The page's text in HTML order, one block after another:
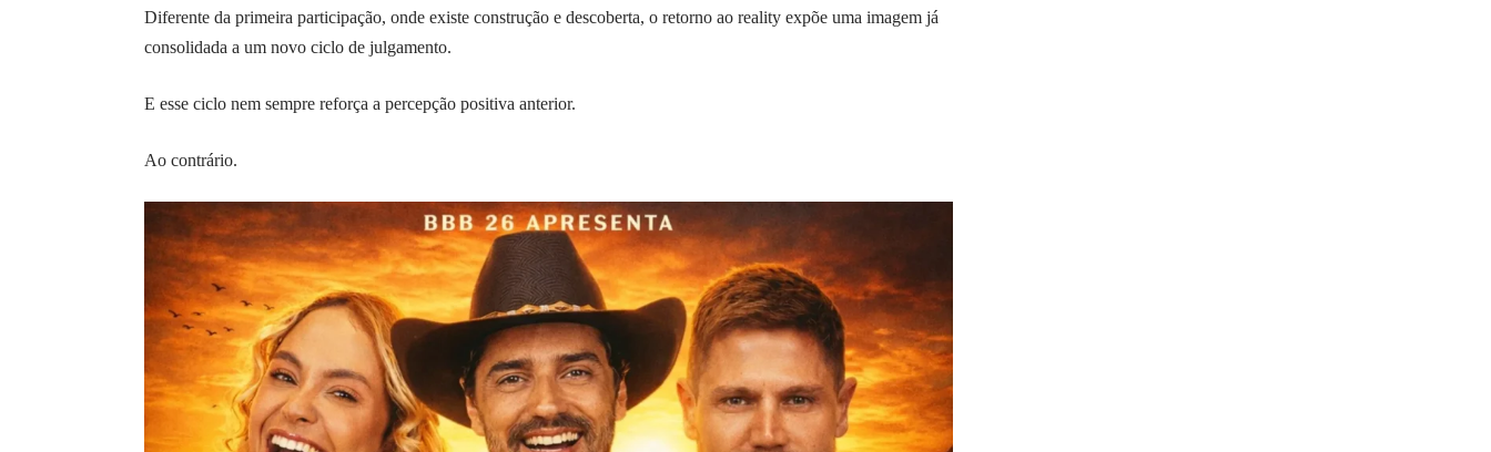
Diferente da primeira participação, onde existe construção e descoberta, o retorno ao reality expõe uma imagem já
consolidada a um novo ciclo de julgamento.
E esse ciclo nem sempre reforça a percepção positiva anterior.
Ao contrário.